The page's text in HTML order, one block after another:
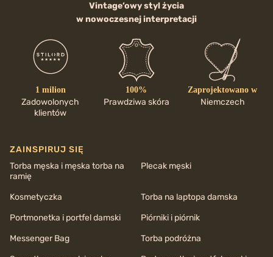
Vintage’owy styl życia
w nowoczesnej interpretacji
1 milion
Zadowolonych
klientów
100%
Prawdziwa skóra
Zaprojektowano w
Niemczech
ZAINSPIRUJ SIĘ
Torba męska i męska torba na
ramię
Plecak męski
Kosmetyczka
Torba na laptopa damska
Portmonetka i portfel damski
Piórniki i piórnik
Messenger Bag
Torba podróżna